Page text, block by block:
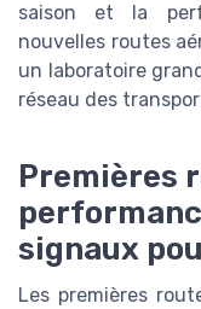
saison et la
nouvelles routes
un laboratoire
réseau des
Premières
signaux
Les premières